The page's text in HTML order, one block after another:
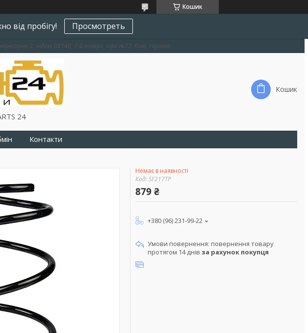
Кошик
від пробігу! Просмотреть
3, індекс 08140, 7-й поверх, офіс №73, Київ, Україна
24
Кошик
Контакти
Немає в наявності
Код:SF217TP
879 ₴
+380 (96) 231-99-22
повернення товару
протягом 14 днів за рахунок покупця